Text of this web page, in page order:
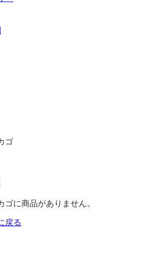
ゴ
ゴに商品がありません。
戻る